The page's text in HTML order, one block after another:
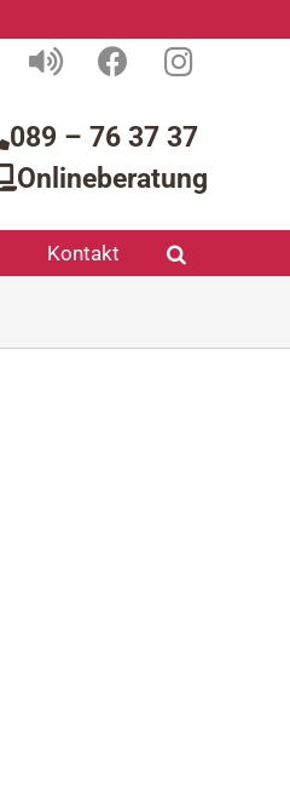
089 – 76 37 37
Onlineberatung
Kontakt